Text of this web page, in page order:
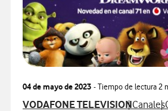
04 de mayo de 2023 - Tiempo de lectura2
Ver más notas de prensa
VODAFONE TELEVISIONVer
Canales